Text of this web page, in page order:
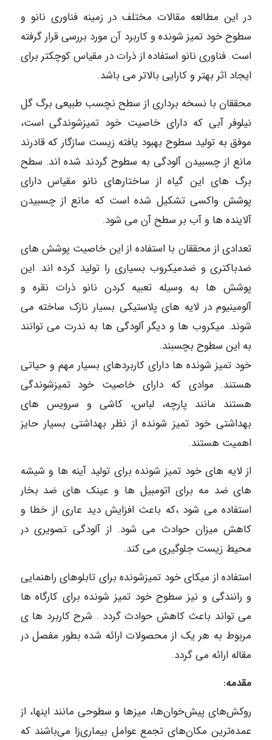
در این مطالعه مقالات مختلف در زمینه فناوری نانو و
سطوح خود تمیز شونده و کاربرد آن مورد بررسی قرار گرفته
است. فناوری نانو استفاده از ذرات در مقیاس کوچکتر برای
ایجاد اثر بهتر و کارایی بالاتر می باشد.
محققان با نسخه برداری از سطح نچسب طبیعی برگ گل
نیلوفر آبی که دارای خاصیت خود تمیزشوندگی است،
موفق به تولید سطوح بهبود یافته زیست سازگار که قادرند
مانع از چسبیدن آلودگی به سطوح گردند شده اند. سطح
برگ های این گیاه از ساختارهای نانو مقیاس دارای
پوشش واکسی تشکیل شده است که مانع از چسبیدن
آلاینده ها و آب بر سطح آن می شود.
تعدادی از محققان با استفاده از این خاصیت پوشش های
ضدباکتری و ضدمیکروب بسیاری را تولید کرده اند. این
پوشش ها به وسیله تعبیه کردن نانو ذرات نقره و
آلومینیوم در لایه های پلاستیکی بسیار نازک ساخته می
شوند. میکروب ها و دیگر آلودگی ها به ندرت می توانند
به این سطوح بچسبند.
خود تمیز شونده ها دارای کاربردهای بسیار مهم و حیاتی
هستند. موادی که دارای خاصیت خود تمیزشوندگی
هستند مانند پارچه، لباس، کاشی و سرویس های
بهداشتی خود تمیز شونده از نظر بهداشتی بسیار حایز
اهمیت هستند.
از لایه های خود تمیز شونده برای تولید آینه ها و شیشه
های ضد مه برای اتومبیل ها و عینک های ضد بخار
استفاده می شود ،که باعث افزایش دید عاری از خطا و
کاهش میزان حوادث می شود. از آلودگی تصویری در
محیط زیست جلوگیری می کند.
استفاده از میکای خود تمیزشونده برای تابلوهای راهنمایی
و رانندگی و نیز سطوح خود تمیز شونده برای کارگاه ها
می تواند باعث کاهش حوادث گردد . شرح کاربرد ها ی
مربوط به هر یک از محصولات ارائه شده بطور مفصل در
مقاله ارائه می گردد.
مقدمه:
روکش‌های پیش‌خوان‌ها، میزها و سطوحی مانند اینها، از
عمده‌ترین مکان‌های تجمع عوامل بیماری‌زا می‌باشند که